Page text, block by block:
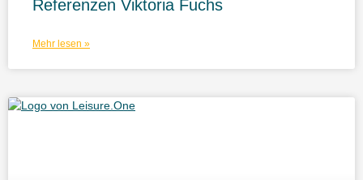
Referenzen Viktoria Fuchs
Mehr lesen »